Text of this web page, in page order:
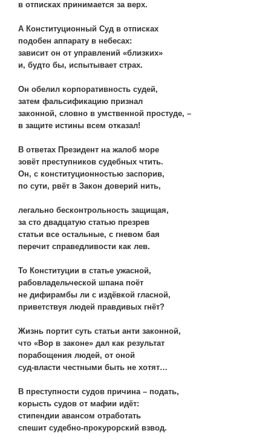
в отписках принимается за верх.
А Конституционный Суд в отписках
подобен аппарату в небесах:
зависит он от управлений «близких»
и, будто бы, испытывает страх.
Он обелил корпоративность судей,
затем фальсификацию признал
законной, словно в умственной простуде, –
в защите истины всем отказал!
В ответах Президент на жалоб море
зовёт преступников судебных чтить.
Он, с конституционностью заспорив,
по сути, рвёт в Закон доверий нить,
легально бесконтрольность защищая,
за сто двадцатую статью презрев
статьи все остальные, с гневом бая
перечит справедливости как лев.
То Конституции в статье ужасной,
рабовладельческой шпана поёт
не дифирамбы ли с издёвкой гласной,
приветствуя людей правдивых гнёт?
Жизнь портит суть статьи анти законной,
что «Вор в законе» дал как результат
порабощения людей, от оной
суд-власти честными быть не хотят…
В преступности судов причина – подать,
корысть судов от мафии идёт:
стипендии авансом отработать
спешит судебно-прокурорский взвод.